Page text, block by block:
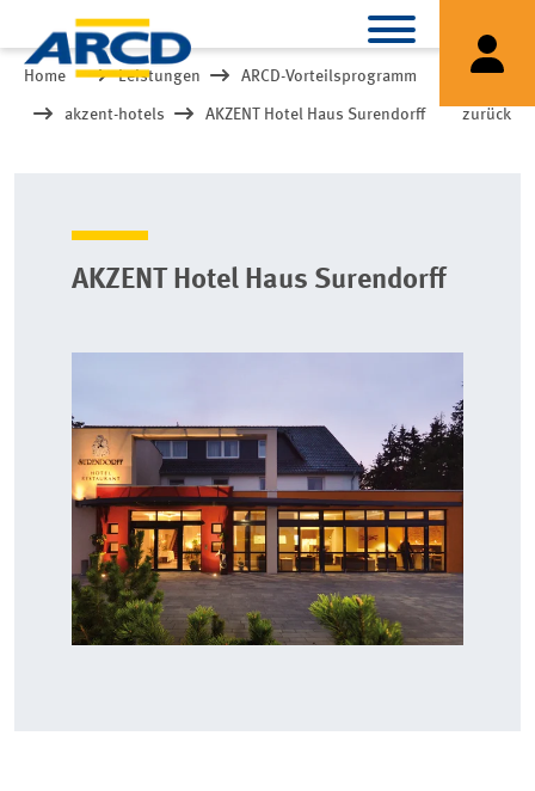
Home Leistungen ARCD-Vorteilsprogramm
akzent-hotels AKZENT Hotel Haus Surendorff zurück
AKZENT Hotel Haus Surendorff